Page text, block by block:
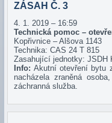
ZÁSAH Č. 3
4. 1. 2019 – 16:59
Technická pomoc –
Kopřivnice – Alšova 1143
Technika: CAS 24 T 815
Zasahující jednotky: JSDH
Info:Akutní otevření bytu
nacházela zraněná
záchranná služba.